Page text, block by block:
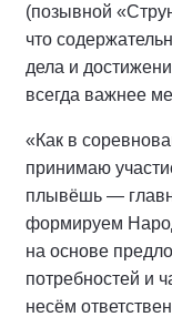
(позывной
что
дела и
всегда важнее
«Как в
принимаю
плывёшь —
формируем
на основе
потребностей и
несём